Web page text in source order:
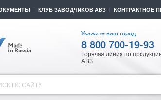
КЛУБ ЗАВОДЧИКОВ АВЗ КОНТРАКТНОЕ
Укажите ваш город
8 800 700-19-93
Горячая линия по продукции
АВЗ
ПО САЙТУ